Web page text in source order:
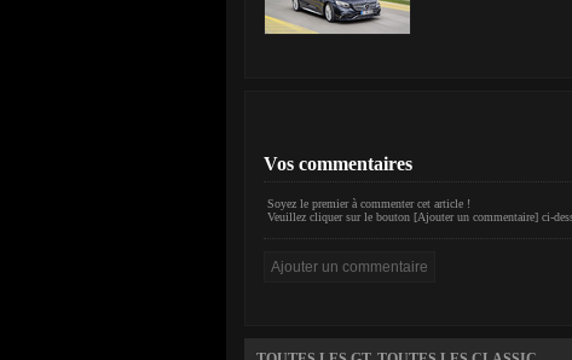
Vos commentaires
Soyez le premier à commenter cet article !
Veuillez cliquer sur le bouton [Ajouter un commentaire] ci-